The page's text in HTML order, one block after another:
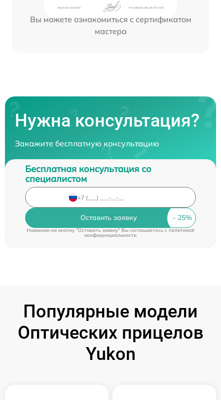
Вы можете ознакомиться с сертификатом
мастера
Нужна консультация?
Закажите бесплатную консультацию
Бесплатная консультация со
специалистом
Оставить заявку
Нажимая на кнопку "Оставить заявку" Вы соглашаетесь cполитикой
конфиденциальности
Популярные модели
Оптических прицелов
Yukon